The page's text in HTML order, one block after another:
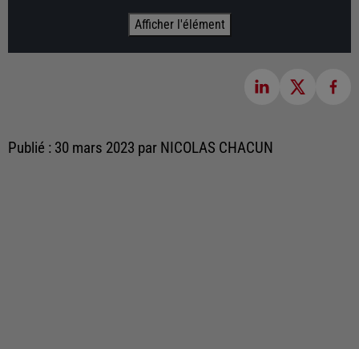
Afficher l'élément
Publié : 30 mars 2023 par NICOLAS CHACUN